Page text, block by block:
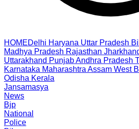
HOMEDelhi Haryana Uttar Pradesh
Madhya Pradesh Rajasthan
Uttarakhand PunjabAndhra Pradesh
Karnataka Maharashtra Assam West
Odisha Kerala
Jansamasya
News
Bjp
National
Police